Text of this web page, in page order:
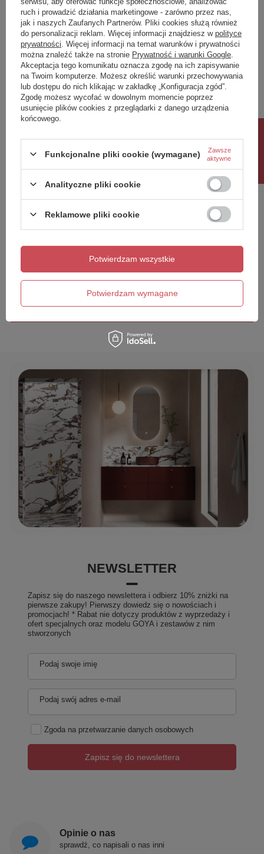
Napisz swoją opinię
Twoja ocena:
5/5
Treść twojej opinii
Dodaj własne zdjęcie produktu:
Wyślij opinię
NEWSLETTER
Zapisz się do naszego newslettera i odbierz 10% zniżki na
pierwsze zakupy! Pierwszy dowiedz się o nowościach i
promocjach! * Rabat nie dotyczy produktów z wyprzedaży i
ofert specjalnych oraz modelu GOYA i zestawów z nim
stworzonych
Podaj swoje imię
Podaj swój adres e-mail
Zgoda na przetwarzanie danych osobowych
Zapisz się do newslettera
Opinie o nas
sprawdź, co napisali o nas inni
ruch i prowadzić działania marketingowe - zarówno przez nas,
jak i naszych Zaufanych Partnerów. Pliki cookies służą również
do personalizacji reklam. Więcej informacji znajdziesz w polityce
prywatności . Więcej informacji na temat warunków i prywatności
można znaleźć także na stronie Prywatność i warunki Google
Akceptacja tego komunikatu oznacza zgodę na ich zapisywanie
na Twoim komputerze. Możesz określić warunki przechowywania
lub dostępu do nich klikając w zakładkę „Konfiguracja zgód”.
Zgodę możesz wycofać w dowolnym momencie poprzez
usunięcie plików cookies z przeglądarki z danego urządzenia
końcowego.
Funkcjonalne pliki cookie (wymagane) Zawsze
aktywne
Analityczne pliki cookie
Reklamowe pliki cookie
Potwierdzam wymagane
Potwierdzam wszystkie